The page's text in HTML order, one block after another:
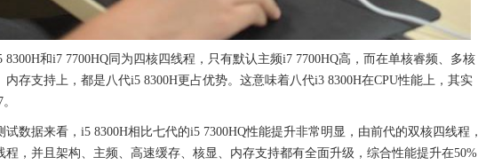
8300H和i7 7700HQ同为四核四线程，只有默认主频i7 7700HQ高，而在单核睿频、多核
内存支持上，都是八代i5 8300H更占优势。这意味着八代i3 8300H在CPU性能上，其实
试数据来看，i5 8300H相比七代的i5 7300HQ性能提升非常明显，由前代的双核四线程，
程，并且架构、主频、高速缓存、核显、内存支持都有全面升级，综合性能提升在50%